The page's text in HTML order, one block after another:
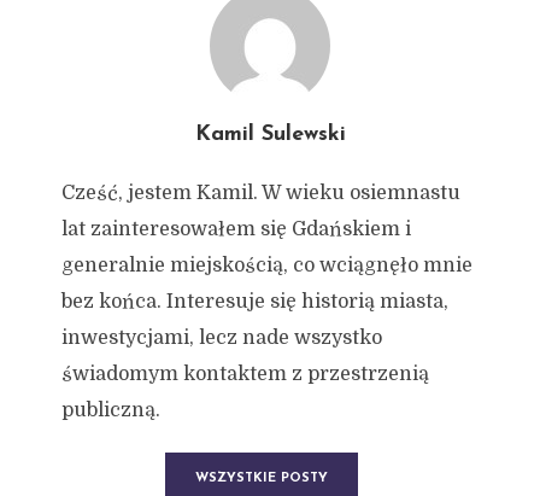
Kamil Sulewski
Cześć, jestem Kamil. W wieku osiemnastu
lat zainteresowałem się Gdańskiem i
generalnie miejskością, co wciągnęło mnie
bez końca. Interesuje się historią miasta,
inwestycjami, lecz nade wszystko
świadomym kontaktem z przestrzenią
publiczną.
WSZYSTKIE POSTY